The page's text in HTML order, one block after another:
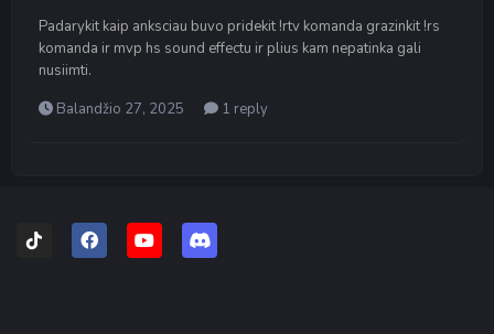
Padarykit kaip anksciau buvo pridekit !rtv komanda grazinkit !rs
komanda ir mvp hs sound effectu ir plius kam nepatinka gali
nusiimti.
Balandžio 27, 2025
1 reply